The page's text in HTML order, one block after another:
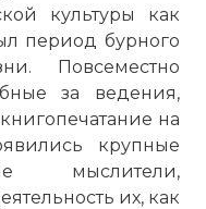
культуры как
период бурного
Повсеместно
за ведения,
на
крупные
мыслители,
их, как